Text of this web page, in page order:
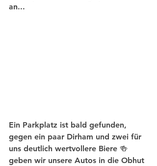
an...
Ein Parkplatz ist bald gefunden,
gegen ein paar Dirham und zwei für
uns deutlich wertvollere Biere 🍻
geben wir unsere Autos in die Obhut